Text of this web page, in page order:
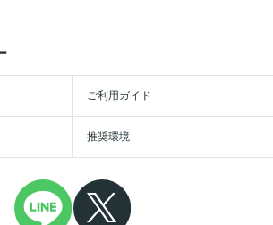
ご利用ガイド
推奨環境